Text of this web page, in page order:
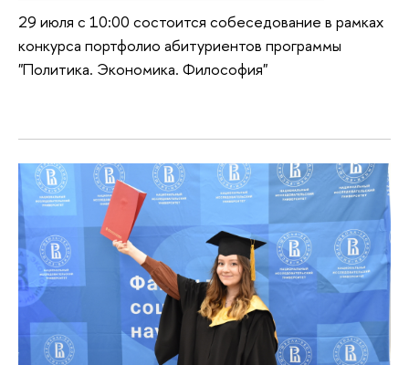
29 июля с 10:00 состоится собеседование в рамках
конкурса портфолио абитуриентов программы
"Политика. Экономика. Философия"